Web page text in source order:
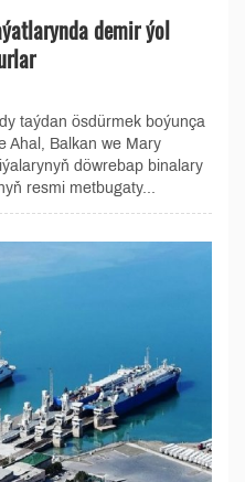
demir ýol
taýdan ösdürmek boýunça
Ahal, Balkan we Mary
döwrebap binalary
resmi metbugaty...